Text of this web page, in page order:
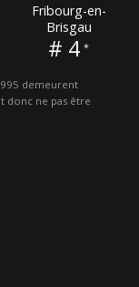
Fribourg-en-
Brisgau
# 4 *
demeurent
donc ne pas être